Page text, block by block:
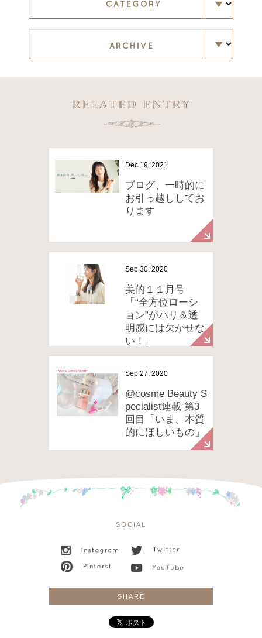
Dec 19, 2021
ブログ、一時的に
お引っ越ししてお
ります
Sep 30, 2020
美的１１月号
「“全方位ローシ
ョン”がハリ＆透
明感には欠かせな
い！」
Sep 27, 2020
@cosme Beauty S
pecialist連載 第3
回目「いま、本質
的にほしいもの」
SOCIAL
SHARE